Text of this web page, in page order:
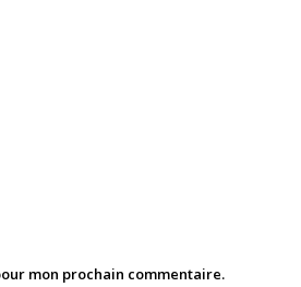
mon prochain commentaire.